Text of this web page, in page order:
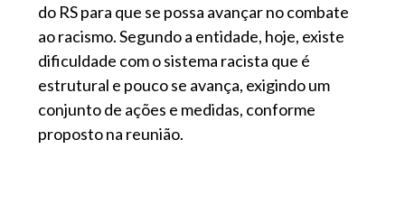
do RS para que se possa avançar no combate
ao racismo. Segundo a entidade, hoje, existe
dificuldade com o sistema racista que é
estrutural e pouco se avança, exigindo um
conjunto de ações e medidas, conforme
proposto na reunião.